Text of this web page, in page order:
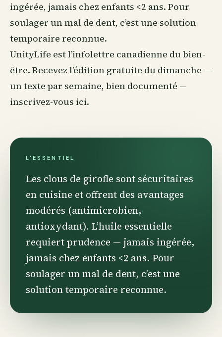
ingérée, jamais chez enfants <2 ans. Pour
soulager un mal de dent, c’est une solution
temporaire reconnue.
UnityLife est l’infolettre canadienne dubien-
être. Recevez l’édition gratuite du dimanche —
un texte par semaine, bien documenté —
inscrivez-vous ici.
L'ESSENTIEL
Les clous de girofle sont sécuritaires
en cuisine et offrent des avantages
modérés (antimicrobien,
antioxydant). L’huile essentielle
requiert prudence — jamais ingérée,
jamais chez enfants <2 ans. Pour
soulager un mal de dent, c’est une
solution temporaire reconnue.